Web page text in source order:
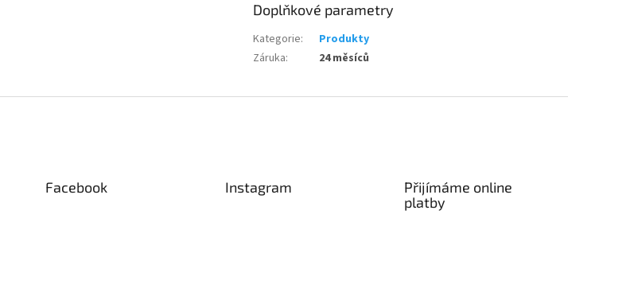
Doplňkové parametry
Kategorie:
Produkty
Záruka: 24 měsíců
Facebook Instagram
Přijímáme online
platby